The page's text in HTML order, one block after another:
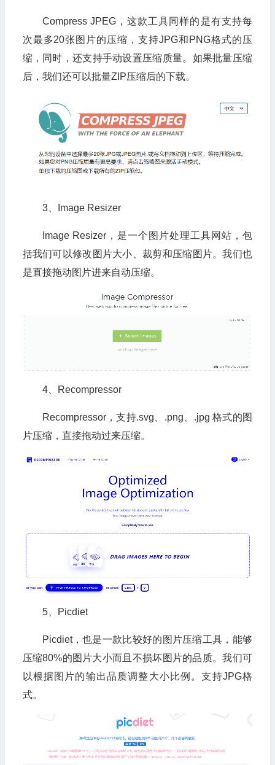
Compress JPEG，这款工具同样的是有支持每
次最多20张图片的压缩，支持JPG和PNG格式的压
缩，同时，还支持手动设置压缩质量。如果批量压缩
后，我们还可以批量ZIP压缩后的下载。
3、Image Resizer
Image Resizer，是一个图片处理工具网站，包
括我们可以修改图片大小、裁剪和压缩图片。我们也
是直接拖动图片进来自动压缩。
4、Recompressor
Recompressor，支持.svg、.png、.jpg 格式的图
片压缩，直接拖动过来压缩。
5、Picdiet
Picdiet，也是一款比较好的图片压缩工具，能够
压缩80%的图片大小而且不损坏图片的品质。我们可
以根据图片的输出品质调整大小比例。支持JPG格
式。